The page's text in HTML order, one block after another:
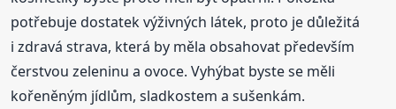
potřebuje dostatek výživných látek, proto je důležitá
i zdravá strava, která by měla obsahovat především
čerstvou zeleninu a ovoce. Vyhýbat byste se měli
kořeněným jídlům, sladkostem a sušenkám.